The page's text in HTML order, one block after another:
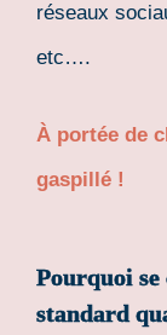
réseaux
etc….
À portée de
gaspillé !
Pourquoi
standard